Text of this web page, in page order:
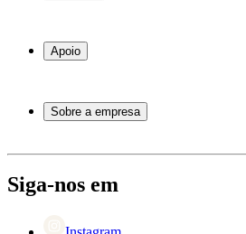
Garrafeiras
Móveis para vinho
Apoio
Atendimento
Pagamento
Retorno
Sobre a empresa
Black Friday
Singles Day
Siga-nos em